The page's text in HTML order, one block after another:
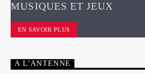
MUSIQUES ET JEUX
EN SAVOIR PLUS
A L’ANTENNE